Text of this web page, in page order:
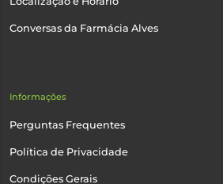
Conversas da Farmácia Alves
Informações
Perguntas Frequentes
Política de Privacidade
Condições Gerais